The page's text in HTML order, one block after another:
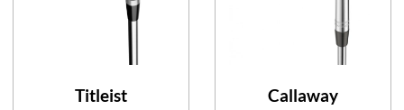
Titleist Callaway